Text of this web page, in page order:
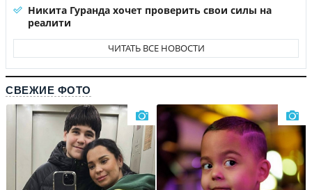
Никита Гуранда хочет проверить свои силы на
реалити
ЧИТАТЬ ВСЕ НОВОСТИ
СВЕЖИЕ ФОТО